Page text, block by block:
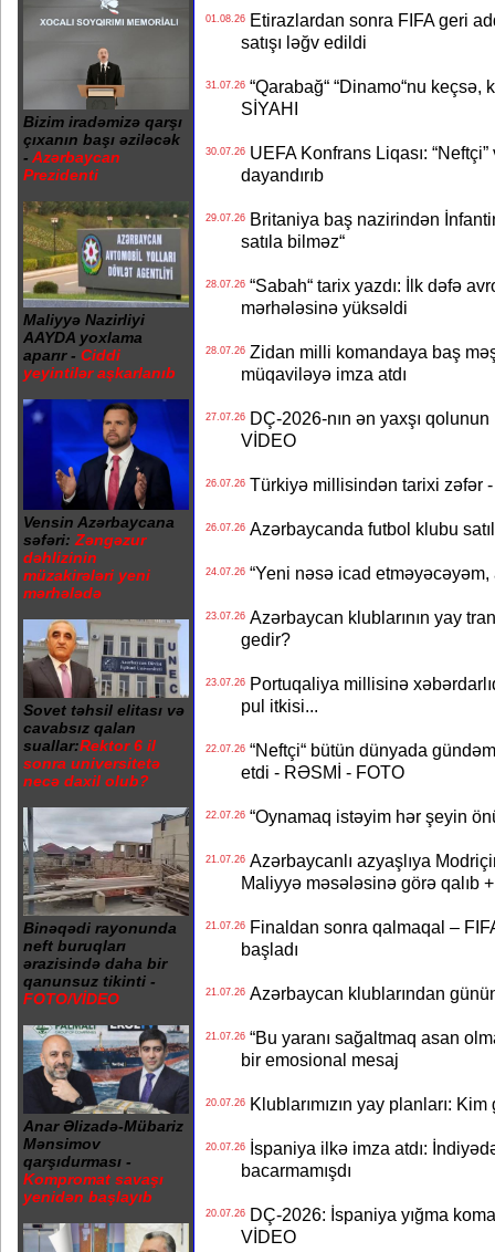
Bizim iradəmizə qarşı
çıxanın başı əziləcək
- Azərbaycan
Prezidenti
Maliyyə Nazirliyi
AAYDA yoxlama
aparır - Ciddi
yeyintilər aşkarlanıb
Vensin Azərbaycana
səfəri: Zəngəzur
dəhlizinin
müzakirələri yeni
mərhələdə
Sovet təhsil elitası və
cavabsız qalan
suallar:Rektor 6 il
sonra universitetə
necə daxil olub?
Binəqədi rayonunda
neft buruqları
ərazisində daha bir
qanunsuz tikinti -
FOTO/VİDEO
Anar Əlizadə-Mübariz
Mənsimov
qarşıdurması -
Kompromat savaşı
yenidən başlayıb
01.08.26Etirazlardan sonra FIFA geri
satışı ləğv edildi
31.07.26“Qarabağ“ “Dinamo“nu keçsə,
SİYAHI
30.07.26UEFA Konfrans Liqası: “Neftçi”
dayandırıb
29.07.26Britaniya baş nazirindən
satıla bilməz“
28.07.26“Sabah“ tarix yazdı: İlk dəfə
mərhələsinə yüksəldi
28.07.26Zidan milli komandaya baş
müqaviləyə imza atdı
27.07.26DÇ-2026-nın ən yaxşı
VİDEO
26.07.26Türkiyə millisindən tarixi zəfər
26.07.26Azərbaycanda futbol klubu
24.07.26“Yeni nəsə icad etməyəcəyəm,
23.07.26Azərbaycan klublarının yay
gedir?
23.07.26Portuqaliya millisinə
pul itkisi...
22.07.26“Neftçi“ bütün dünyada
etdi - RƏSMİ - FOTO
22.07.26“Oynamaq istəyim hər şeyin
21.07.26Azərbaycanlı azyaşlıya
Maliyyə məsələsinə görə qalıb
21.07.26Finaldan sonra qalmaqal –
başladı
21.07.26Azərbaycan klublarından
21.07.26“Bu yaranı sağaltmaq asan
bir emosional mesaj
20.07.26Klublarımızın yay planları:
20.07.26İspaniya ilkə imza atdı:
bacarmamışdı
20.07.26DÇ-2026: İspaniya yığma
VİDEO